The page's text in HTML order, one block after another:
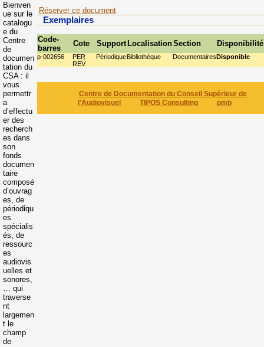
Réserver ce document
Exemplaires
Code-
barres
Cote Support LocalisationSection Disponibilité
p-002656
PER
REV
Périodique Bibliothèque Documentaires Disponible
Centre de Documentation du Conseil Supérieur de
l'Audiovisuel
TIPOS Consulting pmb
Bienven
ue sur le
catalogu
e du
Centre
de
documen
tation du
CSA : il
vous
permettr
a
d’effectu
er des
recherch
es dans
son
fonds
documen
taire
composé
d’ouvrag
es, de
périodiqu
es
spécialis
és, de
ressourc
es
audiovis
uelles et
sonores,
… qui
traverse
nt
largemen
t le
champ
de